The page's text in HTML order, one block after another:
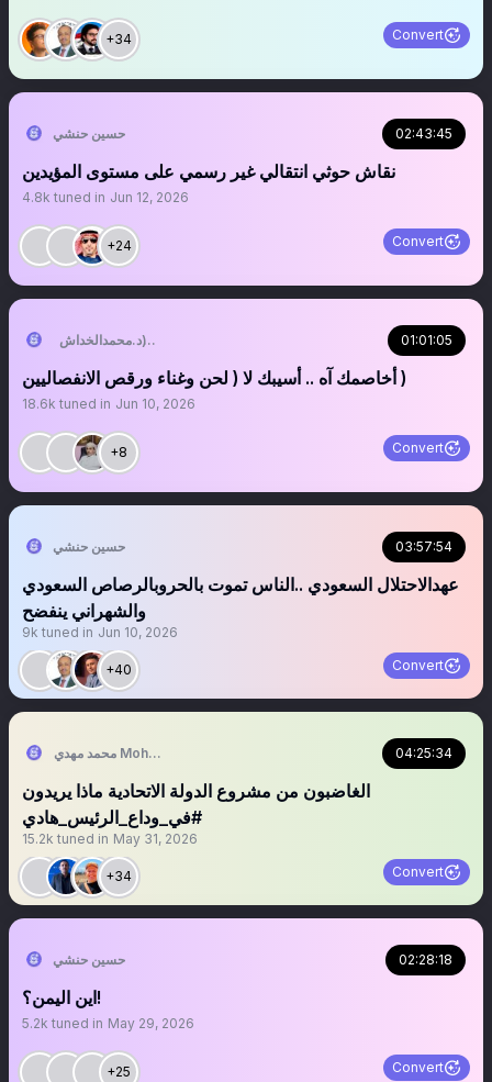
+34 Convert
حسين حنشي 02:43:45
نقاش حوثي انتقالي غير رسمي على مستوى المؤيدين
4.8k tuned in Jun 12, 2026
+24 Convert
01:01:05
أخاصمك آه .. أسيبك لا ( لحن وغناء ورقص الانفصاليين )
18.6k tuned in Jun 10, 2026
+8 Convert
حسين حنشي 03:57:54
عهدالاحتلال السعودي ..الناس تموت بالحروبالرصاص السعودي
والشهراني ينفضح
9k tuned in Jun 10, 2026
+40 Convert
محمد مهدي Mohammed Mahdi 04:25:34
الغاضبون من مشروع الدولة الاتحادية ماذا يريدون
#في_وداع_الرئيس_هادي
15.2k tuned in May 31, 2026
+34 Convert
حسين حنشي 02:28:18
اين اليمن؟!
5.2k tuned in May 29, 2026
+25 Convert